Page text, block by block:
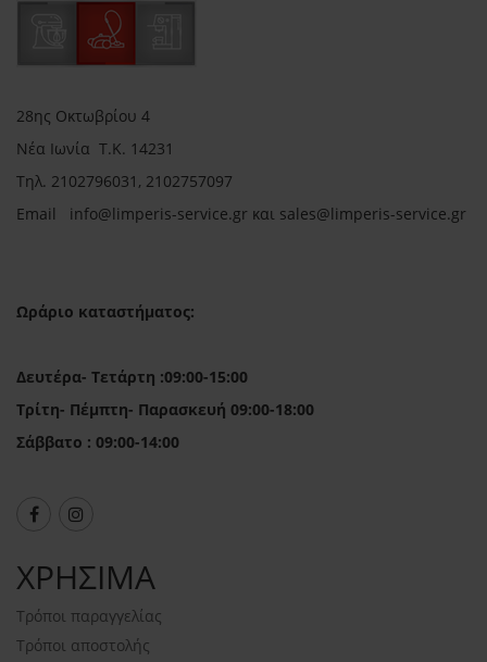
28ης Οκτωβρίου 4
Νέα Ιωνία Τ.Κ. 14231
Τηλ. 2102796031, 2102757097
Email info@limperis-service.gr και sales@limperis-service.gr
Ωράριο καταστήματος:
Δευτέρα- Τετάρτη :09:00-15:00
Τρίτη- Πέμπτη- Παρασκευή 09:00-18:00
Σάββατο : 09:00-14:00
ΧΡΗΣΙΜΑ
Τρόποι παραγγελίας
Τρόποι αποστολής